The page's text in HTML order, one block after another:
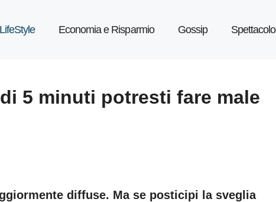
LifeStyle Economia e Risparmio Gossip Spettacolo
5 minuti potresti fare male
diffuse. Ma se posticipi la sveglia